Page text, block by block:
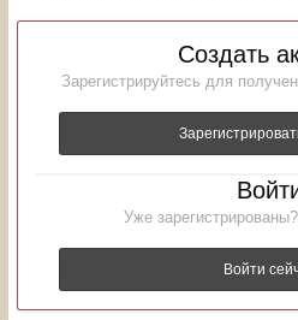
Создать
Зарегистрируйтесь для
Уже
Войти